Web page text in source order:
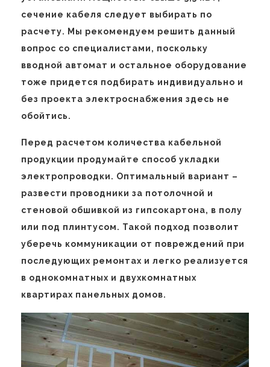
сечение кабеля следует выбирать по
расчету. Мы рекомендуем решить данный
вопрос со специалистами, поскольку
вводной автомат и остальное оборудование
тоже придется подбирать индивидуально и
без проекта электроснабжения здесь не
обойтись.
Перед расчетом количества кабельной
продукции продумайте способ укладки
электропроводки. Оптимальный вариант –
развести проводники за потолочной и
стеновой обшивкой из гипсокартона, в полу
или под плинтусом. Такой подход позволит
уберечь коммуникации от повреждений при
последующих ремонтах и легко реализуется
в однокомнатных и двухкомнатных
квартирах панельных домов.